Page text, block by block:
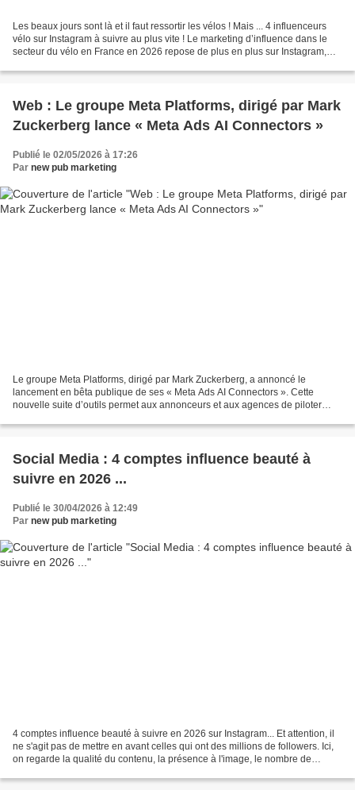
Les beaux jours sont là et il faut ressortir les vélos ! Mais ... 4 influenceurs
vélo sur Instagram à suivre au plus vite ! Le marketing d’influence dans le
secteur du vélo en France en 2026 repose de plus en plus sur Instagram,
Web : Le groupe Meta Platforms, dirigé par Mark
Zuckerberg lance « Meta Ads AI Connectors »
Publié le 02/05/2026 à 17:26
Par new pub marketing
Le groupe Meta Platforms, dirigé par Mark Zuckerberg, a annoncé le
lancement en bêta publique de ses « Meta Ads AI Connectors ». Cette
nouvelle suite d’outils permet aux annonceurs et aux agences de piloter
Social Media : 4 comptes influence beauté à
suivre en 2026 ...
Publié le 30/04/2026 à 12:49
Par new pub marketing
4 comptes influence beauté à suivre en 2026 sur Instagram... Et attention, il
ne s'agit pas de mettre en avant celles qui ont des millions de followers. Ici,
on regarde la qualité du contenu, la présence à l'image, le nombre de